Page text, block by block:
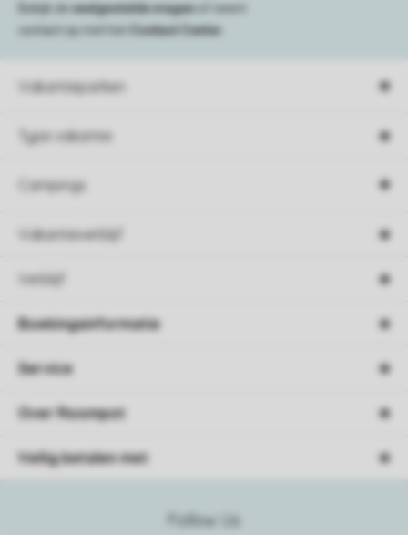
Vakantieparken
Type vakantie
Campings
Vakantieverblijf
Verblijf
Bekijk de veelgestelde vragen
of neem
contact op met het
Contact Center
Follow Us
Boekingsinformatie
Service
Over Roompot
Veilig betalen met